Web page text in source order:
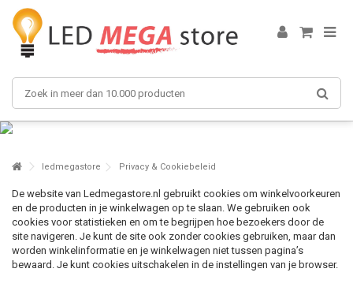
ledmegastore Privacy & Cookiebeleid
De website van Ledmegastore.nl gebruikt cookies om winkelvoorkeuren
en de producten in je winkelwagen op te slaan. We gebruiken ook
cookies voor statistieken en om te begrijpen hoe bezoekers door de
site navigeren. Je kunt de site ook zonder cookies gebruiken, maar dan
worden winkelinformatie en je winkelwagen niet tussen pagina’s
bewaard. Je kunt cookies uitschakelen in de instellingen van je browser.